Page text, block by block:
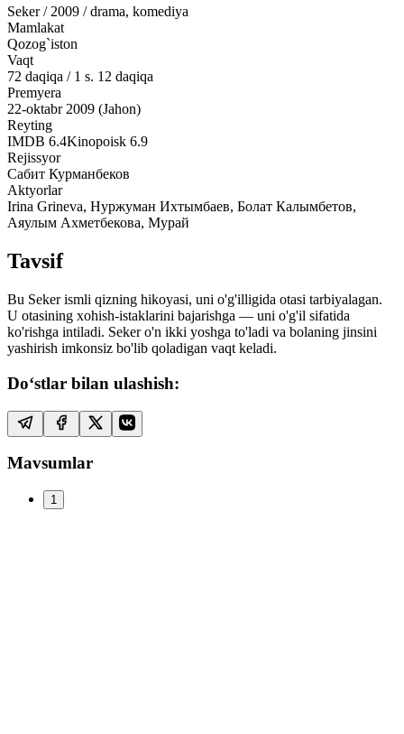
Seker / 2009 / drama, komediya
Mamlakat
Qozog`iston
Vaqt
72 daqiqa / 1 s. 12 daqiqa
Premyera
22-oktabr 2009 (Jahon)
Reyting
IMDB 6.4Kinopoisk 6.9
Rejissyor
Сабит Курманбеков
Aktyorlar
Irina Grineva, Нуржуман Ихтымбаев, Болат Калымбетов,
Аяулым Ахметбекова, Мурай
Tavsif
Bu Seker ismli qizning hikoyasi, uni o'g'illigida otasi tarbiyalagan.
U otasining xohish-istaklarini bajarishga — uni o'g'il sifatida
ko'rishga intiladi. Seker o'n ikki yoshga to'ladi va bolaning jinsini
yashirish imkonsiz bo'lib qoladigan vaqt keladi.
Do‘stlar bilan ulashish:
Mavsumlar
1